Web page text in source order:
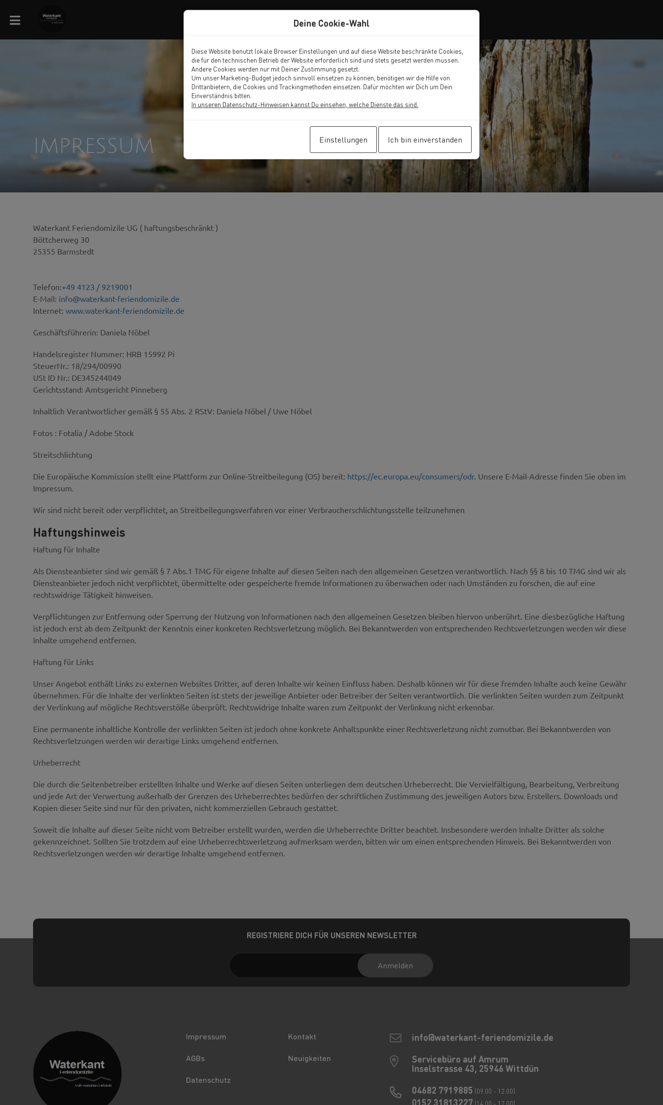
Deine Cookie-Wahl
Diese Website benutzt lokale Browser Einstellungen und auf diese Website beschränkte Cookies,
die für den technischen Betrieb der Website erforderlich sind und stets gesetzt werden müssen.
Andere Cookies werden nur mit Deiner Zustimmung gesetzt.
Um unser Marketing-Budget jedoch sinnvoll einsetzen zu können, benötigen wir die Hilfe von
Drittanbietern, die Cookies und Trackingmethoden einsetzen. Dafür möchten wir Dich um Dein
Einverständnis bitten.
In unseren Datenschutz-Hinweisen kannst Du einsehen, welche Dienste das sind.
Einstellungen Ich bin einverstanden
IMPRESSUM
Waterkant Feriendomizile UG ( haftungsbeschränkt )
Böttcherweg 30
25355 Barmstedt
Telefon:+49 4123 / 9219001
E-Mail: info@waterkant-feriendomizile.de
Internet: www.waterkant-feriendomizile.de
Geschäftsführerin: Daniela Nöbel
Handelsregister Nummer: HRB 15992 Pi
SteuerNr.: 18/294/00990
USt ID Nr.: DE345244049
Gerichtsstand: Amtsgericht Pinneberg
Inhaltlich Verantwortlicher gemäß § 55 Abs. 2 RStV: Daniela Nöbel / Uwe Nöbel
Fotos : Fotalia / Adobe Stock
Streitschlichtung
Die Europäische Kommission stellt eine Plattform zur Online-Streitbeilegung (OS) bereit: https://ec.europa.eu/consumers/odr. Unsere E-Mail-Adresse finden Sie oben im
Impressum.
Wir sind nicht bereit oder verpflichtet, an Streitbeilegungsverfahren vor einer Verbraucherschlichtungsstelle teilzunehmen
Haftungshinweis
Haftung für Inhalte
Als Diensteanbieter sind wir gemäß § 7 Abs.1 TMG für eigene Inhalte auf diesen Seiten nach den allgemeinen Gesetzen verantwortlich. Nach §§ 8 bis 10 TMG sind wir als
Diensteanbieter jedoch nicht verpflichtet, übermittelte oder gespeicherte fremde Informationen zu überwachen oder nach Umständen zu forschen, die auf eine
rechtswidrige Tätigkeit hinweisen.
Verpflichtungen zur Entfernung oder Sperrung der Nutzung von Informationen nach den allgemeinen Gesetzen bleiben hiervon unberührt. Eine diesbezügliche Haftung
ist jedoch erst ab dem Zeitpunkt der Kenntnis einer konkreten Rechtsverletzung möglich. Bei Bekanntwerden von entsprechenden Rechtsverletzungen werden wir diese
Inhalte umgehend entfernen.
Haftung für Links
Unser Angebot enthält Links zu externen Websites Dritter, auf deren Inhalte wir keinen Einfluss haben. Deshalb können wir für diese fremden Inhalte auch keine Gewähr
übernehmen. Für die Inhalte der verlinkten Seiten ist stets der jeweilige Anbieter oder Betreiber der Seiten verantwortlich. Die verlinkten Seiten wurden zum Zeitpunkt
der Verlinkung auf mögliche Rechtsverstöße überprüft. Rechtswidrige Inhalte waren zum Zeitpunkt der Verlinkung nicht erkennbar.
Eine permanente inhaltliche Kontrolle der verlinkten Seiten ist jedoch ohne konkrete Anhaltspunkte einer Rechtsverletzung nicht zumutbar. Bei Bekanntwerden von
Rechtsverletzungen werden wir derartige Links umgehend entfernen.
Urheberrecht
Die durch die Seitenbetreiber erstellten Inhalte und Werke auf diesen Seiten unterliegen dem deutschen Urheberrecht. Die Vervielfältigung, Bearbeitung, Verbreitung
und jede Art der Verwertung außerhalb der Grenzen des Urheberrechtes bedürfen der schriftlichen Zustimmung des jeweiligen Autors bzw. Erstellers. Downloads und
Kopien dieser Seite sind nur für den privaten, nicht kommerziellen Gebrauch gestattet.
Soweit die Inhalte auf dieser Seite nicht vom Betreiber erstellt wurden, werden die Urheberrechte Dritter beachtet. Insbesondere werden Inhalte Dritter als solche
gekennzeichnet. Sollten Sie trotzdem auf eine Urheberrechtsverletzung aufmerksam werden, bitten wir um einen entsprechenden Hinweis. Bei Bekanntwerden von
Rechtsverletzungen werden wir derartige Inhalte umgehend entfernen.
REGISTRIERE DICH FÜR UNSEREN NEWSLETTER
Anmelden
Impressum
AGBs
Datenschutz
Kontakt
Neuigkeiten
info@waterkant-feriendomizile.de
Servicebüro auf Amrum
Inselstrasse 43, 25946 Wittdün
04682 7919885 (09.00 - 12.00)
0152 31813227 (14.00 - 17.00)